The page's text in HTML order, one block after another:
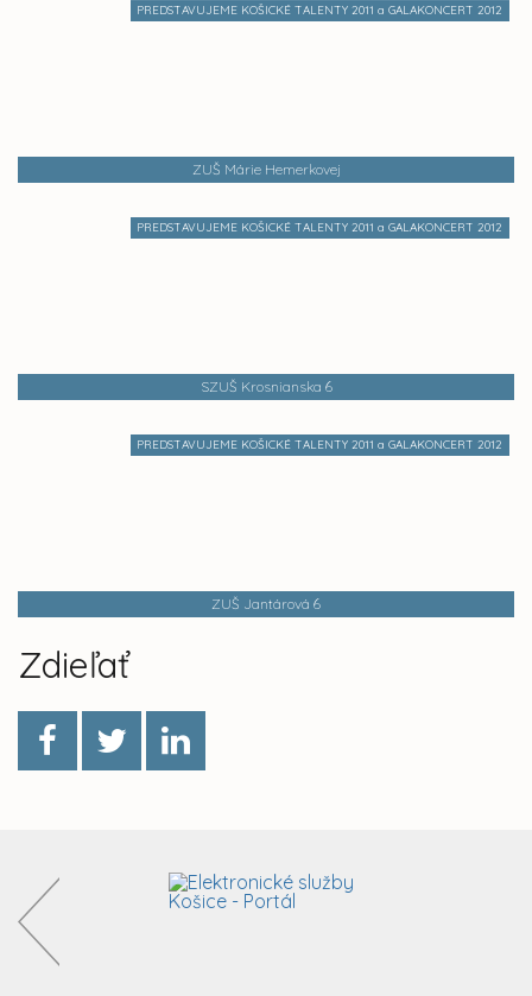
PREDSTAVUJEME KOŠICKÉ TALENTY 2011 a GALAKONCERT 2012
ZUŠ Márie Hemerkovej
PREDSTAVUJEME KOŠICKÉ TALENTY 2011 a GALAKONCERT 2012
SZUŠ Krosnianska 6
PREDSTAVUJEME KOŠICKÉ TALENTY 2011 a GALAKONCERT 2012
ZUŠ Jantárová 6
Zdieľať